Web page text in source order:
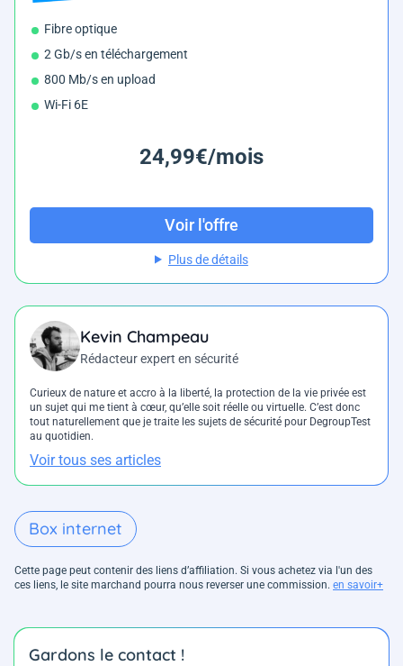
Fibre optique
2 Gb/s en téléchargement
800 Mb/s en upload
Wi-Fi 6E
24,99€/mois
Voir l'offre
Plus de détails
Kevin Champeau
Rédacteur expert en sécurité
Curieux de nature et accro à la liberté, la protection de la vie privée est
un sujet qui me tient à cœur, qu’elle soit réelle ou virtuelle. C’est donc
tout naturellement que je traite les sujets de sécurité pour DegroupTest
au quotidien.
Voir tous ses articles
Box internet
Cette page peut contenir des liens d’affiliation. Si vous achetez via l'un des
ces liens, le site marchand pourra nous reverser une commission. en savoir+
Gardons le contact !